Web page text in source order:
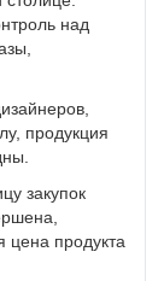
над
продукция
закупок
цена продукта